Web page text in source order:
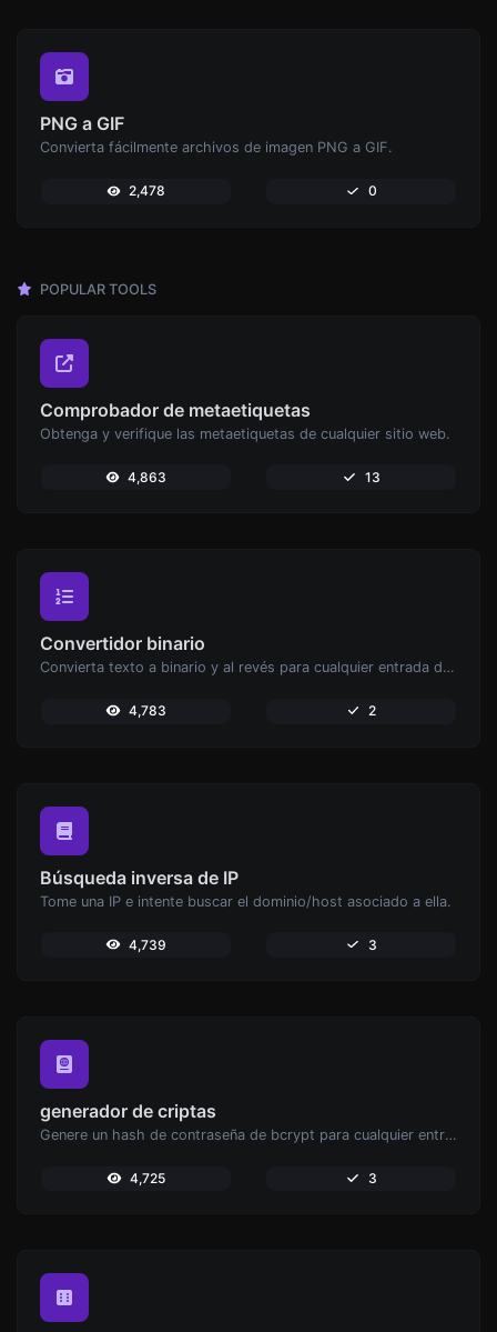
PNG a GIF
Convierta fácilmente archivos de imagen PNG a GIF.
2,478 0
POPULAR TOOLS
Comprobador de metaetiquetas
Obtenga y verifique las metaetiquetas de cualquier sitio web.
4,863 13
Convertidor binario
Convierta texto a binario y al revés para cualquier entrada de cadena.
4,783 2
Búsqueda inversa de IP
Tome una IP e intente buscar el dominio/host asociado a ella.
4,739 3
generador de criptas
Genere un hash de contraseña de bcrypt para cualquier entrada de cadena.
4,725 3